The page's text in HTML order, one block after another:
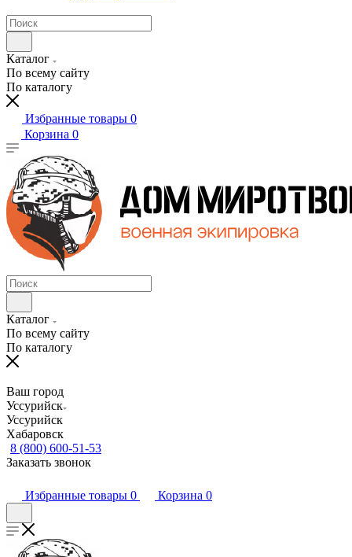
Каталог
По всему сайту
По каталогу
Избранные товары 0
Корзина 0
Каталог
По всему сайту
По каталогу
Ваш город
Уссурийск
Уссурийск
Хабаровск
8 (800) 600-51-53
Заказать звонок
Избранные товары 0 Корзина 0